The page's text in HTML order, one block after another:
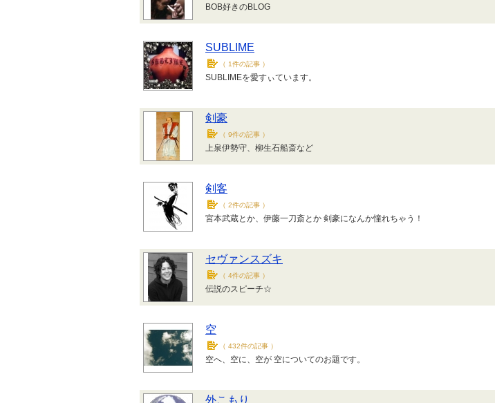
BOB好きのBLOG
SUBLIME
（ 1件の記事 ）
SUBLIMEを愛すぃています。
剣豪
（ 9件の記事 ）
上泉伊勢守、柳生石船斎など
剣客
（ 2件の記事 ）
宮本武蔵とか、伊藤一刀斎とか 剣豪になんか憧れちゃう！
セヴァンスズキ
（ 4件の記事 ）
伝説のスピーチ☆
空
（ 432件の記事 ）
空へ、空に、空が 空についてのお題です。
外こもり